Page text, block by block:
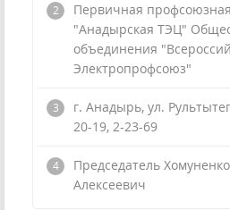
Первичная
"Анадырская ТЭЦ"
объединения
Электропрофсоюз"
г. Анадырь, ул.
20-19, 2-23-69
Председатель
Алексеевич